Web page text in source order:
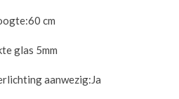
0 cm
glas 5mm
aanwezig:Ja